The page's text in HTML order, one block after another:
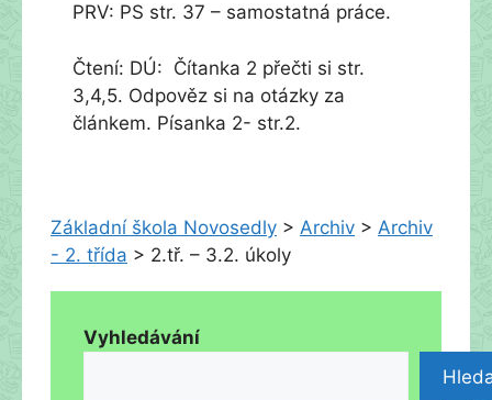
PRV: PS str. 37 – samostatná práce.
Čtení: DÚ: Čítanka 2 přečti si str.
3,4,5. Odpověz si na otázky za
článkem. Písanka 2- str.2.
Základní škola Novosedly > Archiv > Archiv
- 2. třída > 2.tř. – 3.2. úkoly
Vyhledávání